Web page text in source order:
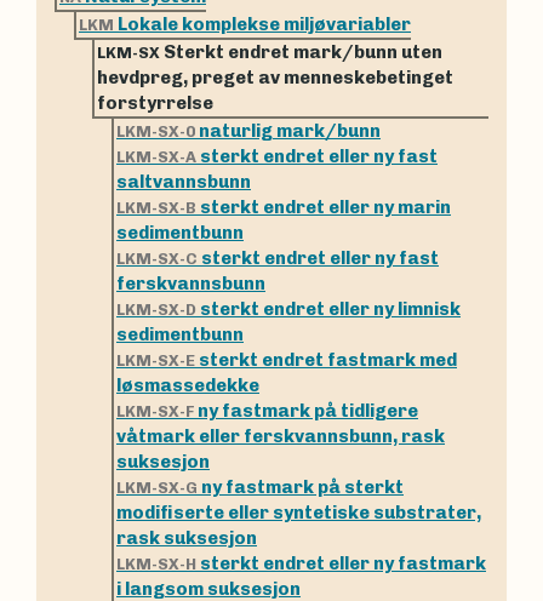
LKM Lokale komplekse miljøvariabler
LKM-SX Sterkt endret mark/bunn uten
hevdpreg, preget av menneskebetinget
forstyrrelse
LKM-SX-0 naturlig mark/bunn
LKM-SX-A sterkt endret eller ny fast
saltvannsbunn
LKM-SX-B sterkt endret eller ny marin
sedimentbunn
LKM-SX-C sterkt endret eller ny fast
ferskvannsbunn
LKM-SX-D sterkt endret eller ny limnisk
sedimentbunn
LKM-SX-E sterkt endret fastmark med
løsmassedekke
LKM-SX-F ny fastmark på tidligere
våtmark eller ferskvannsbunn, rask
suksesjon
LKM-SX-G ny fastmark på sterkt
modifiserte eller syntetiske substrater,
rask suksesjon
LKM-SX-H sterkt endret eller ny fastmark
i langsom suksesjon